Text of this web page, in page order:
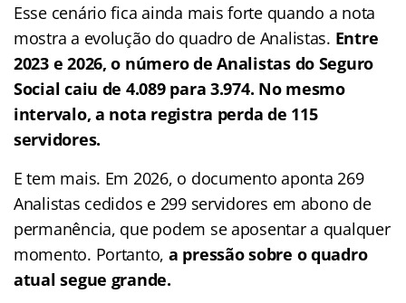
Esse cenário fica ainda mais forte quando a nota
mostra a evolução do quadro de Analistas. Entre
2023 e 2026, o número de Analistas do Seguro
Social caiu de 4.089 para 3.974. No mesmo
intervalo, a nota registra perda de 115
servidores.
E tem mais. Em 2026, o documento aponta 269
Analistas cedidos e 299 servidores em abono de
permanência, que podem se aposentar a qualquer
momento. Portanto, a pressão sobre o quadro
atual segue grande.